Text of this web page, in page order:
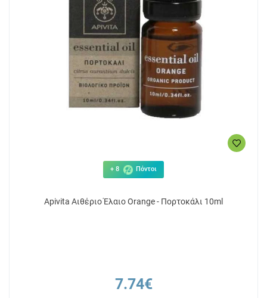
+ 8 Πόντοι
Apivita Αιθέριο Έλαιο Orange - Πορτοκάλι 10ml
7.74€